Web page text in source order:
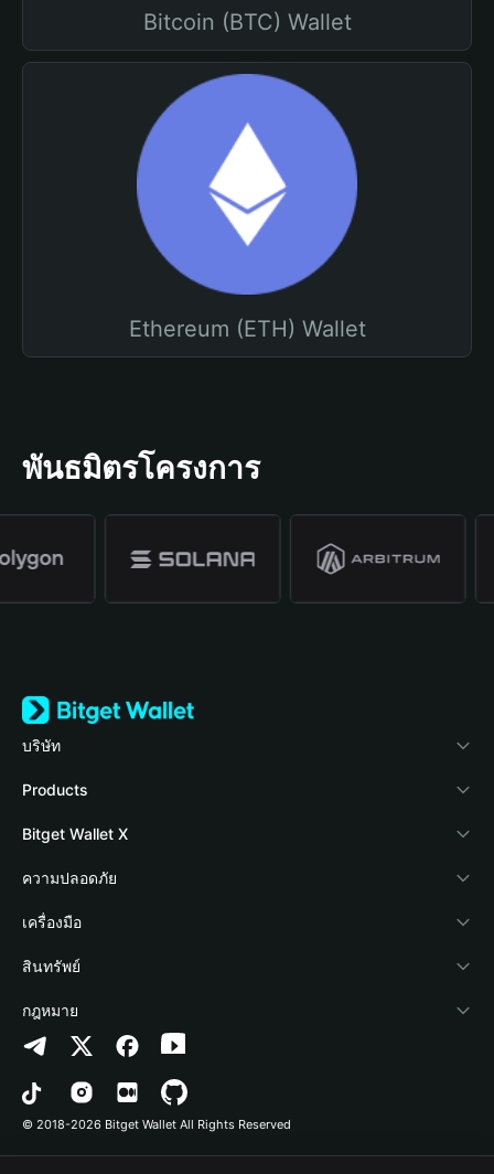
Bitcoin (BTC) Wallet
Ethereum (ETH) Wallet
พันธมิตรโครงการ
บริษัท
เกี่ยวกับ Bitget Wallet
Blog
Academy
ข่าวสารด้านคริปโต
ศูนย์ช่วยเหลือ
ติดต่อเรา
ทรัพยากรข้อมูลของแบรนด์
อาชีพ
Products
Crypto Card
Stablecoin Earn
Payfi Crypto
Crypto Swap API
Altcoin Season Index
Prediction Markets
DApp
Bitget Wallet X
นักพัฒนา
เชื่อมต่อ Wallet
Bitget Wallet Pay
ลิสต์โปรเจกต์
ความปลอดภัย
Protection Fund
เทคโนโลยีความปลอดภัย
เครื่องมือ
ซื้อคริปโต
การตรวจจับการอนุญาต
การตรวจจับสัญญา
การโอนเป็นชุด
สินทรัพย์
Arbitrum
Avalanche
Bitcoin
กฎหมาย
นโยบายความเป็นส่วนตัว
ข้อตกลงในการใช้บริการ
© 2018-2026 Bitget Wallet All Rights Reserved